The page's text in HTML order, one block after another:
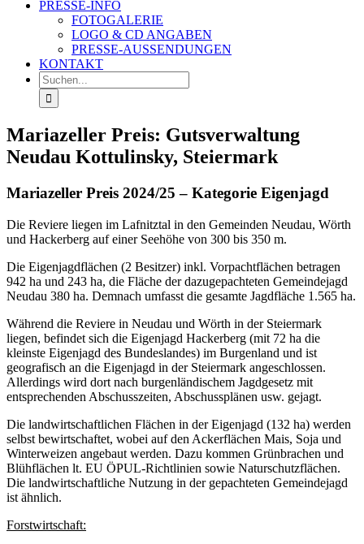
PRESSE-INFO
FOTOGALERIE
LOGO & CD ANGABEN
PRESSE-AUSSENDUNGEN
KONTAKT
Suche
nach:
Mariazeller Preis: Gutsverwaltung
Neudau Kottulinsky, Steiermark
Mariazeller Preis 2024/25 – Kategorie Eigenjagd
Die Reviere liegen im Lafnitztal in den Gemeinden Neudau, Wörth
und Hackerberg auf einer Seehöhe von 300 bis 350 m.
Die Eigenjagdflächen (2 Besitzer) inkl. Vorpachtflächen betragen
942 ha und 243 ha, die Fläche der dazugepachteten Gemeindejagd
Neudau 380 ha. Demnach umfasst die gesamte Jagdfläche 1.565 ha.
Während die Reviere in Neudau und Wörth in der Steiermark
liegen, befindet sich die Eigenjagd Hackerberg (mit 72 ha die
kleinste Eigenjagd des Bundeslandes) im Burgenland und ist
geografisch an die Eigenjagd in der Steiermark angeschlossen.
Allerdings wird dort nach burgenländischem Jagdgesetz mit
entsprechenden Abschusszeiten, Abschussplänen usw. gejagt.
Die landwirtschaftlichen Flächen in der Eigenjagd (132 ha) werden
selbst bewirtschaftet, wobei auf den Ackerflächen Mais, Soja und
Winterweizen angebaut werden. Dazu kommen Grünbrachen und
Blühflächen lt. EU ÖPUL-Richtlinien sowie Naturschutzflächen.
Die landwirtschaftliche Nutzung in der gepachteten Gemeindejagd
ist ähnlich.
Forstwirtschaft: